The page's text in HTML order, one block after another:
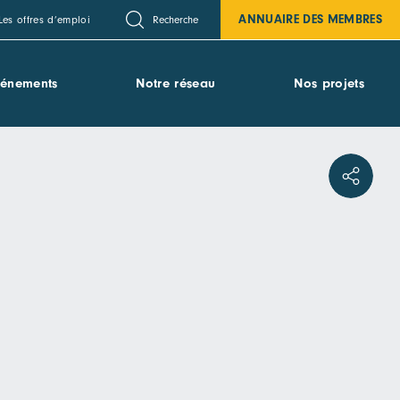
Les offres d’emploi Recherche ANNUAIRE DES MEMBRES
Notre réseau Nos projets